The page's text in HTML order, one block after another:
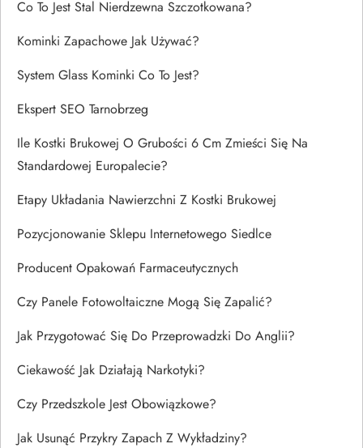
Co To Jest Stal Nierdzewna Szczotkowana?
Kominki Zapachowe Jak Używać?
System Glass Kominki Co To Jest?
Ekspert SEO Tarnobrzeg
Ile Kostki Brukowej O Grubości 6 Cm Zmieści Się Na
Standardowej Europalecie?
Etapy Układania Nawierzchni Z Kostki Brukowej
Pozycjonowanie Sklepu Internetowego Siedlce
Producent Opakowań Farmaceutycznych
Czy Panele Fotowoltaiczne Mogą Się Zapalić?
Jak Przygotować Się Do Przeprowadzki Do Anglii?
Ciekawość Jak Działają Narkotyki?
Czy Przedszkole Jest Obowiązkowe?
Jak Usunąć Przykry Zapach Z Wykładziny?